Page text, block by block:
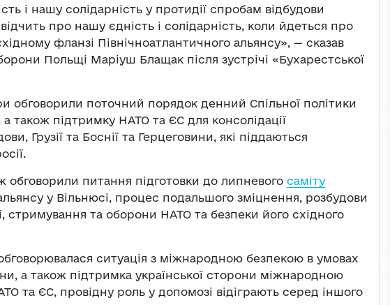
і нашу солідарність у протидії спробам відбудови
про нашу єдність і солідарність, коли йдеться про
фланзі Північноатлантичного альянсу», — сказав
Польщі Маріуш Блащак після зустрічі «Бухарестської
обговорили поточний порядок денний Спільної політики
також підтримку НАТО та ЄС для консолідації
Грузії та Боснії та Герцеговини, які піддаються
обговорили питання підготовки до липневого саміту
у Вільнюсі, процес подальшого зміцнення, розбудови
стримування та оборони НАТО та безпеки його східного
ситуація з міжнародною безпекою в умовах
а також підтримка української сторони міжнародною
та ЄС, провідну роль у допомозі відіграють серед іншого